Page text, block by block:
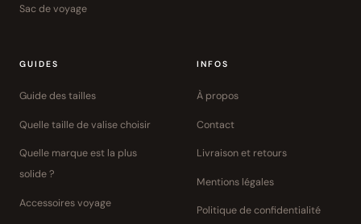
Sac de voyage
GUIDES
Guide des tailles
Quelle taille de valise choisir
Quelle marque est la plus
solide ?
Accessoires voyage
INFOS
À propos
Contact
Livraison et retours
Mentions légales
Politique de confidentialité